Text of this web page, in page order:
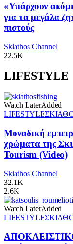
«Υπάρχουν
για τα μεγάλα
πιστούς
Skiathos Channel
22.5K
LIFESTYLE
Watch LaterAdded
LIFESTYLE
Μοναδική
χρώματα της
Tourism (Video)
Skiathos Channel
32.1K
2.6K
Watch LaterAdded
LIFESTYLE